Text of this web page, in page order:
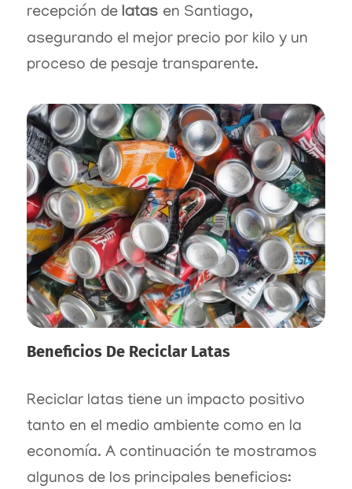
recepción de latas en Santiago,
asegurando el mejor precio por kilo y un
proceso de pesaje transparente.
Beneficios De Reciclar Latas
Reciclar latas tiene un impacto positivo
tanto en el medio ambiente como en la
economía. A continuación te mostramos
algunos de los principales beneficios: